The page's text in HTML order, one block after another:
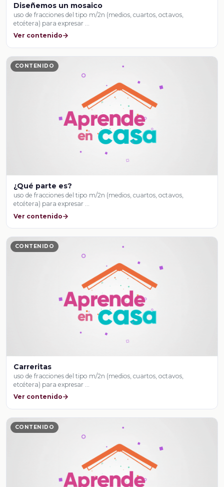
Diseñemos un mosaico
uso de fracciones del tipo m/2n (medios, cuartos, octavos,
etcétera) para expresar …
Ver contenido
CONTENIDO
¿Qué parte es?
uso de fracciones del tipo m/2n (medios, cuartos, octavos,
etcétera) para expresar …
Ver contenido
CONTENIDO
Carreritas
uso de fracciones del tipo m/2n (medios, cuartos, octavos,
etcétera) para expresar …
Ver contenido
CONTENIDO